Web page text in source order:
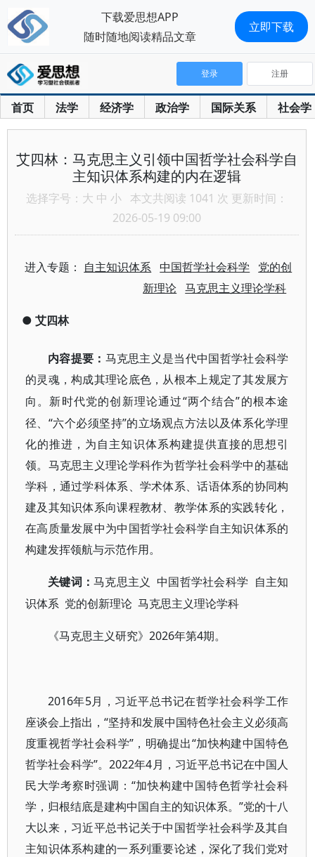
首页 法学 经济学 政治学 国际关系 社会学
登录 注册
艾四林：马克思主义引领中国哲学社会科学自
主知识体系构建的内在逻辑
选择字号： 大 中 小 本文共阅读 1041 次 更新时间：
2026-05-19 09:00
进入专题： 自主知识体系 中国哲学社会科学
党的创
新理论 马克思主义理论学科
● 艾四林
内容提要： 马克思主义是当代中国哲学社会科学
的灵魂，构成其理论底色，从根本上规定了其发展方
向。新时代党的创新理论通过“两个结合”的根本途
径、“六个必须坚持”的立场观点方法以及体系化学理
化的推进，为自主知识体系构建提供直接的思想引
领。马克思主义理论学科作为哲学社会科学中的基础
学科，通过学科体系、学术体系、话语体系的协同构
建及其知识体系向课程教材、教学体系的实践转化，
在高质量发展中为中国哲学社会科学自主知识体系的
构建发挥领航与示范作用。
关键词：马克思主义
中国哲学社会科学 自主知
识体系 党的创新理论 马克思主义理论学科
《马克思主义研究》 2026年第4期。
2016年5月，习近平总书记在哲学社会科学工作
座谈会上指出，“坚持和发展中国特色社会主义必须高
度重视哲学社会科学”，明确提出“加快构建中国特色
哲学社会科学”。2022年4月，习近平总书记在中国人
民大学考察时强调：“加快构建中国特色哲学社会科
学，归根结底是建构中国自主的知识体系。”党的十八
大以来，习近平总书记关于中国哲学社会科学及其自
主知识体系构建的一系列重要论述，深化了我们党对
下载爱思想APP
随时随地阅读精品文章
立即下载